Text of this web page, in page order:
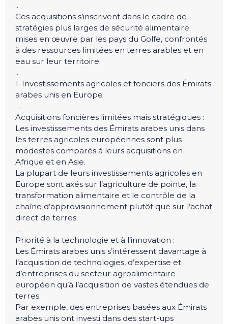
..
Ces acquisitions s’inscrivent dans le cadre de
stratégies plus larges de sécurité alimentaire
mises en œuvre par les pays du Golfe, confrontés
à des ressources limitées en terres arables et en
eau sur leur territoire.
..
1. Investissements agricoles et fonciers des Émirats
arabes unis en Europe
…
Acquisitions foncières limitées mais stratégiques :
Les investissements des Émirats arabes unis dans
les terres agricoles européennes sont plus
modestes comparés à leurs acquisitions en
Afrique et en Asie.
La plupart de leurs investissements agricoles en
Europe sont axés sur l’agriculture de pointe, la
transformation alimentaire et le contrôle de la
chaîne d’approvisionnement plutôt que sur l’achat
direct de terres.
…
Priorité à la technologie et à l’innovation :
Les Émirats arabes unis s’intéressent davantage à
l’acquisition de technologies, d’expertise et
d’entreprises du secteur agroalimentaire
européen qu’à l’acquisition de vastes étendues de
terres.
Par exemple, des entreprises basées aux Émirats
arabes unis ont investi dans des start-ups